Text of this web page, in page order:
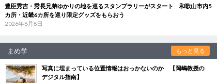
豊臣秀吉・秀長兄弟ゆかりの地を巡るスタンプラリーがスタート 和歌山市内5
カ所・近畿6カ所を巡り限定グッズをもらおう
2026年8月8日
まめ学 もっと見る
写真に埋まっている位置情報はおっかないのか 【岡嶋教授の
デジタル指南】